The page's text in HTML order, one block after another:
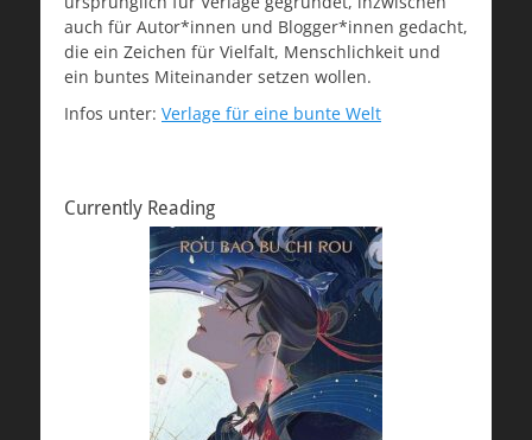
auch für Autor*innen und Blogger*innen gedacht,
die ein Zeichen für Vielfalt, Menschlichkeit und
ein buntes Miteinander setzen wollen.
Infos unter: Verlage für eine bunte Welt
Currently Reading